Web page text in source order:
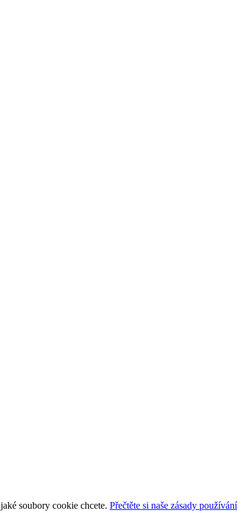
soubory cookie chcete. Přečtěte si naše zásady používání